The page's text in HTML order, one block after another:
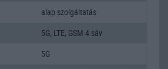
alap szolgáltatás
5G, LTE, GSM 4 sáv
5G